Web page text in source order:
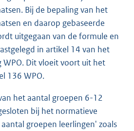
Bij de bepaling van het
en daarop gebaseerde
uitgegaan van de formule en
in artikel 14 van het
WPO. Dit vloeit voort uit het
136 WPO.
het aantal groepen 6-12
bij het normatieve
groepen leerlingen' zoals